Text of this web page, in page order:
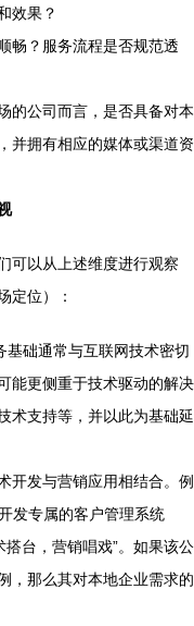
效果？
畅？服务流程是否规范透
的公司而言，是否具备对本
并拥有相应的媒体或渠道资
可以从上述维度进行观察
定位）：
基础通常与互联网技术密切
能更侧重于技术驱动的解决
术支持等，并以此为基础延
开发与营销应用相结合。例
发专属的客户管理系统
搭台，营销唱戏”。如果该公
，那么其对本地企业需求的